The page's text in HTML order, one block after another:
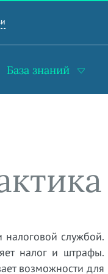
База знаний
службой.
налог и штрафы.
возможности для